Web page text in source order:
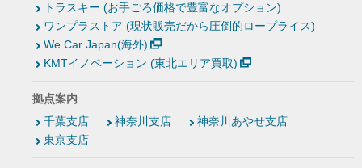
トラスキー (お手ごろ価格で豊富なオプション)
ワンプラストア (現状販売だから圧倒的ロープライス)
We Car Japan(海外)
KMTイノベーション (東北エリア買取)
拠点案内
千葉支店
神奈川支店
神奈川あやせ支店
東京支店